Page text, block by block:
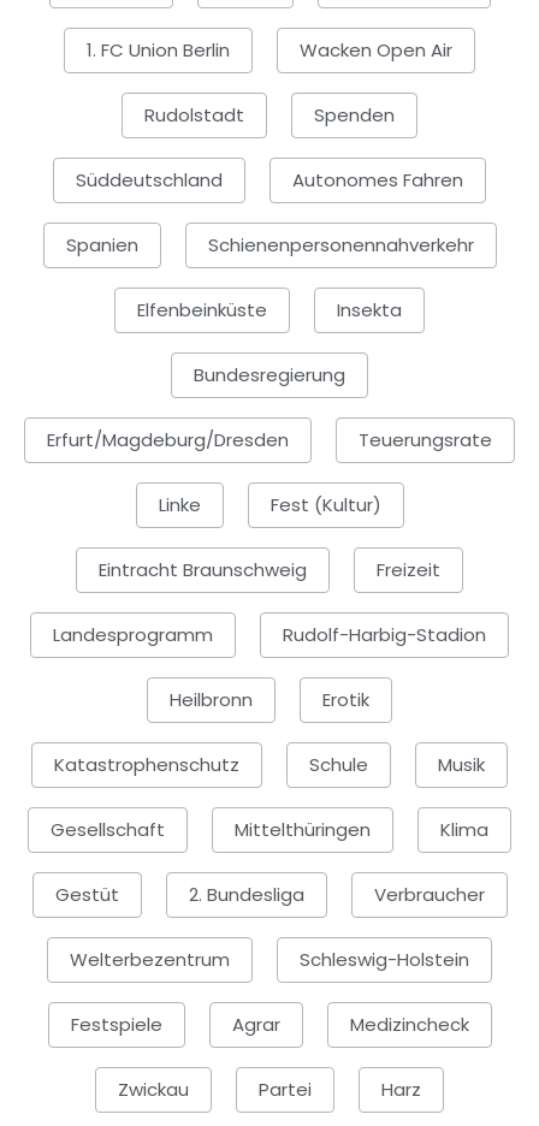
1. FC Union Berlin Wacken Open Air
Rudolstadt Spenden
Süddeutschland Autonomes Fahren
Spanien Schienenpersonennahverkehr
Elfenbeinküste Insekta
Bundesregierung
Erfurt/Magdeburg/Dresden Teuerungsrate
Linke Fest (Kultur)
Eintracht Braunschweig Freizeit
Landesprogramm Rudolf-Harbig-Stadion
Heilbronn Erotik
Katastrophenschutz Schule Musik
Gesellschaft Mittelthüringen Klima
Gestüt 2. Bundesliga Verbraucher
Welterbezentrum Schleswig-Holstein
Festspiele Agrar Medizincheck
Zwickau Partei Harz